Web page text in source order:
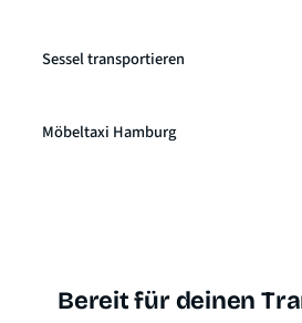
Sessel transportieren
Möbeltaxi Hamburg
Bereit für deinen